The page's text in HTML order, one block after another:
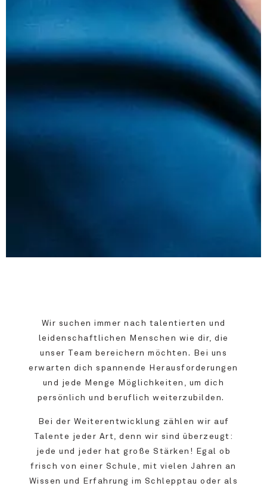
Wir suchen immer nach talentierten und
leidenschaftlichen Menschen wie dir, die
unser Team bereichern möchten.
Bei uns
erwarten dich spannende Herausforderungen
und jede Menge Möglichkeiten, um dich
persönlich und beruflich weiterzubilden.
Bei der Weiterentwicklung zählen wir auf
Talente jeder Art, denn wir sind überzeugt:
jede und jeder hat große Stärken! Egal ob
frisch von einer Schule, mit vielen Jahren an
Wissen und Erfahrung im Schlepptau oder als